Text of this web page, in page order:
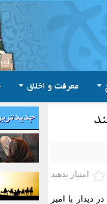
معرفت و اخلاق
امتیاز بدهید
دیدار با امیر